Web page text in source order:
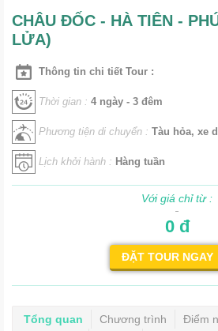
CHÂU ĐỐC - HÀ TIÊN -
LỬA)
Thông tin chi tiết Tour :
Thời gian : 4 ngày - 3 đêm
Phương tiện di chuyển : Tàu hỏa, xe
Lịch khởi hành : Hàng tuần
Với giá chỉ từ :
0 đ
ĐẶT TOUR NGAY
Tổng quan Chương trình Điểm